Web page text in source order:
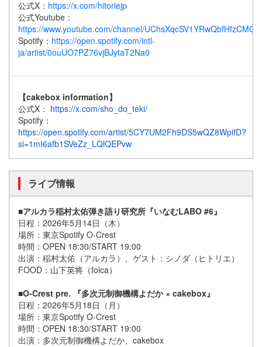
公式X： https://x.com/hitoriejp
公式Youtube：
https://www.youtube.com/channel/
Spotify： https://open.spotify.com/intl-
ja/artist/0ouUO7PZ76vjBJytaT2Na0
【cakebox information】
公式X： https://x.com/sho_do_teki/
Spotify：
https://open.spotify.com/artist/5CY7UM2Fh9DS5wQZ8WpifD?
si=1mI6afb1SVeZz_LQlQEPvw
ライブ情報
■アルカラ稲村太佑弾き語り研究所『いなむLABO #6』
日程：2026年5月14日（木）
場所：東京Spotify O-Crest
時間：OPEN 18:30/START 19:00
出演：稲村太佑（アルカラ）、ゲスト：シノダ（ヒトリエ）
FOOD：山下英将（folca）
■O-Crest pre. 『多次元制御機構よだか × cakebox』
日程：2026年5月18日（月）
場所：東京Spotify O-Crest
時間：OPEN 18:30/START 19:00
出演：多次元制御機構よだか、cakebox